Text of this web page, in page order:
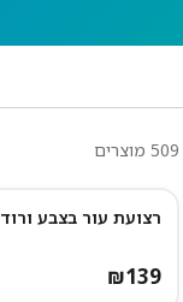
509 מוצרים
נותרו מעט
רצועת עור בצבע ורוד
₪139